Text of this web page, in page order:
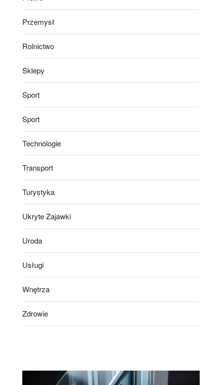
Przemysł
Rolnictwo
Sklepy
Sport
Sport
Technologie
Transport
Turystyka
Ukryte Zajawki
Uroda
Usługi
Wnętrza
Zdrowie